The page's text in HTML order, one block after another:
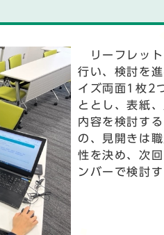
リーフレット
行い、検討を
イズ両面1枚2
ととし、表紙
内容を検討す
の、見開きは
性を決め、次
ンバーで検討